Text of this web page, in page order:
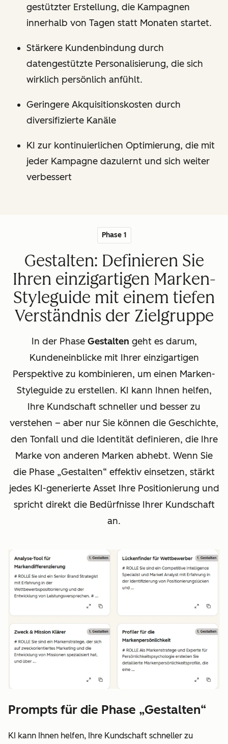
gestützter Erstellung, die Kampagnen
innerhalb von Tagen statt Monaten startet.
Stärkere Kundenbindung durch
datengestützte Personalisierung, die sich
wirklich persönlich anfühlt.
Geringere Akquisitionskosten durch
diversifizierte Kanäle
KI zur kontinuierlichen Optimierung, die mit
jeder Kampagne dazulernt und sich weiter
verbessert
Phase 1
Gestalten: Definieren Sie
Ihren einzigartigen Marken-
Styleguide mit einem tiefen
Verständnis der Zielgruppe
In der Phase Gestalten geht es darum,
Kundeneinblicke mit Ihrer einzigartigen
Perspektive zu kombinieren, um einen Marken-
Styleguide zu erstellen. KI kann Ihnen helfen,
Ihre Kundschaft schneller und besser zu
verstehen – aber nur Sie können die Geschichte,
den Tonfall und die Identität definieren, die Ihre
Marke von anderen Marken abhebt. Wenn Sie
die Phase „Gestalten“ effektiv einsetzen, stärkt
jedes KI-generierte Asset Ihre Positionierung und
spricht direkt die Bedürfnisse Ihrer Kundschaft
an.
Prompts für die Phase „Gestalten“
KI kann Ihnen helfen, Ihre Kundschaft schneller zu